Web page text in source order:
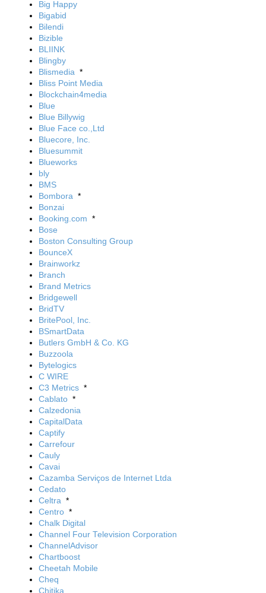
Big Happy
Bigabid
Bilendi
Bizible
BLIINK
Blingby
Blismedia *
Bliss Point Media
Blockchain4media
Blue
Blue Billywig
Blue Face co.,Ltd
Bluecore, Inc.
Bluesummit
Blueworks
bly
BMS
Bombora *
Bonzai
Booking.com *
Bose
Boston Consulting Group
BounceX
Brainworkz
Branch
Brand Metrics
Bridgewell
BridTV
BritePool, Inc.
BSmartData
Butlers GmbH & Co. KG
Buzzoola
Bytelogics
C WIRE
C3 Metrics *
Cablato *
Calzedonia
CapitalData
Captify
Carrefour
Cauly
Cavai
Cazamba Serviços de Internet Ltda
Cedato
Celtra *
Centro *
Chalk Digital
Channel Four Television Corporation
ChannelAdvisor
Chartboost
Cheetah Mobile
Cheq
Chitika